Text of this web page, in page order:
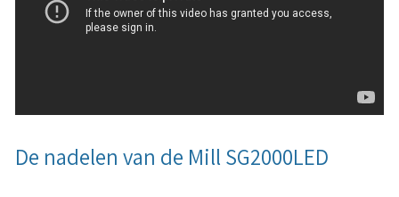
De nadelen van de Mill SG2000LED